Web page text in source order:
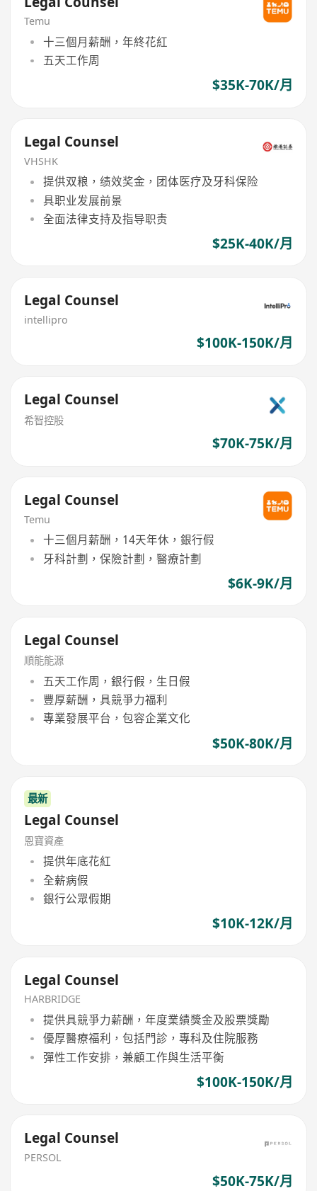
Temu
十三個月薪酬，年終花紅
五天工作周
$35K-70K/月
Legal Counsel
VHSHK
提供双粮，绩效奖金，团体医疗及牙科保险
具职业发展前景
全面法律支持及指导职责
$25K-40K/月
Legal Counsel
intellipro
$100K-150K/月
Legal Counsel
希智控股
$70K-75K/月
Legal Counsel
Temu
十三個月薪酬，14天年休，銀行假
牙科計劃，保險計劃，醫療計劃
$6K-9K/月
Legal Counsel
順能能源
五天工作周，銀行假，生日假
豐厚薪酬，具競爭力福利
專業發展平台，包容企業文化
$50K-80K/月
最新
Legal Counsel
恩寶資產
提供年底花紅
全薪病假
銀行公眾假期
$10K-12K/月
Legal Counsel
HARBRIDGE
提供具競爭力薪酬，年度業績獎金及股票獎勵
優厚醫療福利，包括門診，專科及住院服務
彈性工作安排，兼顧工作與生活平衡
$100K-150K/月
Legal Counsel
PERSOL
$50K-75K/月